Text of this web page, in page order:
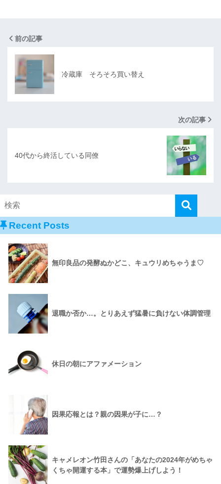
前の記事
冷蔵庫 そろそろ買い替え
次の記事
40代から終活している同僚
Recent Posts
無印良品の発酵ぬかどこ、キュウリめちゃうま♡
退職か否か…。とりあえず猛暑に負けない体調管理
休日の朝にアファメーション
因果応報とは？親の因果が子に…？
キャメレオン竹田さんの「あなたの2024年がめちゃ
くちゃ開運する本」で運勢爆上げしよう！